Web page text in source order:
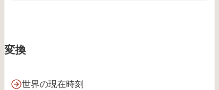
変換
世界の現在時刻